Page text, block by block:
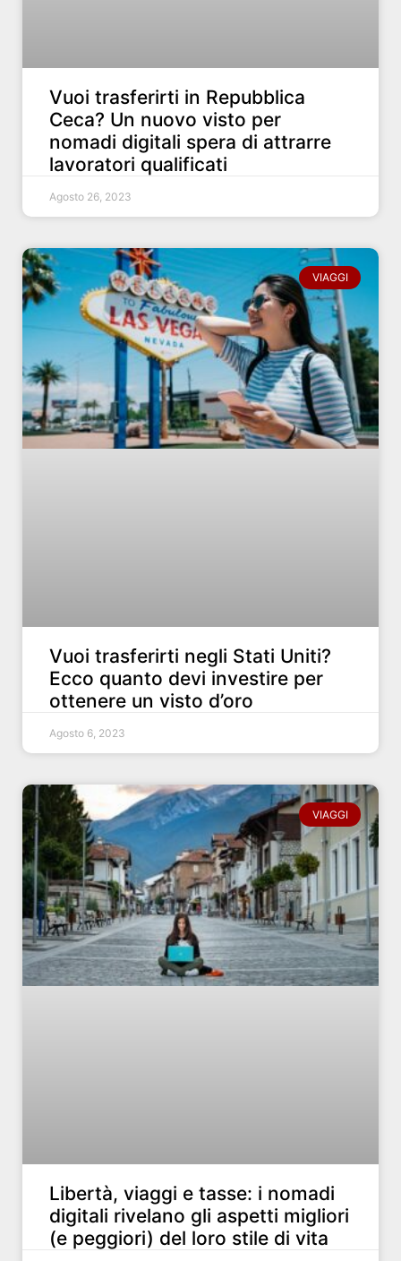
Vuoi trasferirti in Repubblica
Ceca? Un nuovo visto per
nomadi digitali spera di attrarre
lavoratori qualificati
Agosto 26, 2023
VIAGGI
Vuoi trasferirti negli Stati Uniti?
Ecco quanto devi investire per
ottenere un visto d’oro
Agosto 6, 2023
VIAGGI
Libertà, viaggi e tasse: i nomadi
digitali rivelano gli aspetti migliori
(e peggiori) del loro stile di vita